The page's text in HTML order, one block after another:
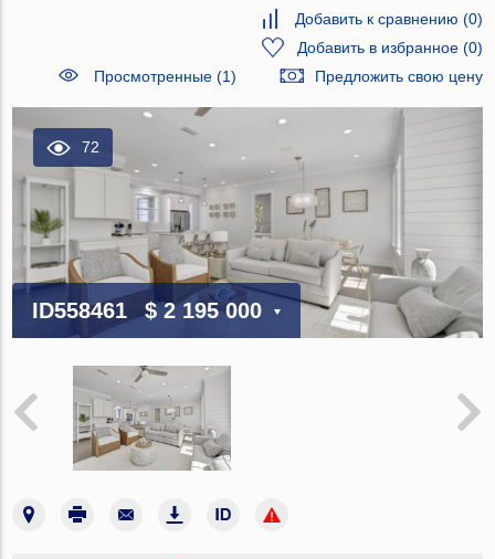
Добавить к сравнению (0)
Добавить в избранное(0)
Просмотренные (1)
Предложить свою цену
72
ID558461 $ 2 195 000